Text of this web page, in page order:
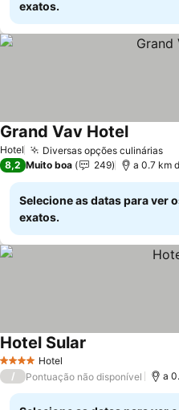
exatos.
Hotel Diversas opções culinárias
Grand Vav HotelVer
8,2 Muito boa 249 a 0.7 km
Selecione as datas para ver
exatos.
4 EstrelasHotel
Hotel Sular
/ Pontuação não disponível a